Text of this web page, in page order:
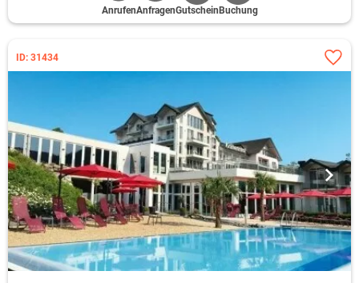
AnrufenAnfragenGutschein Buchung
ID: 31434